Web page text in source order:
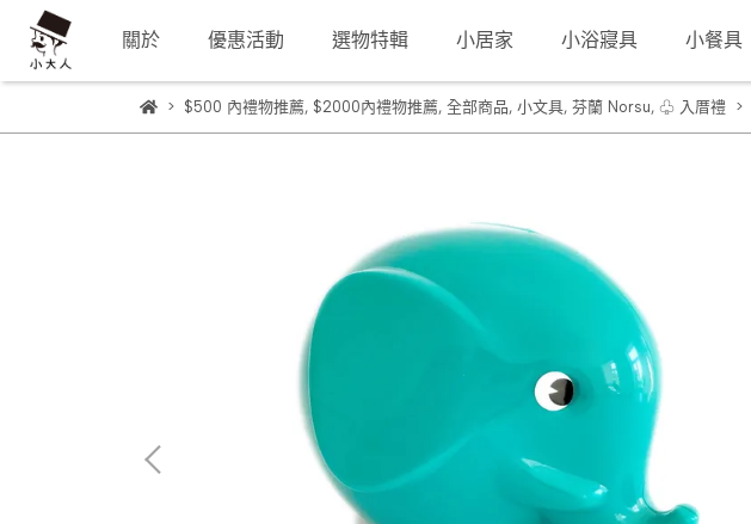
關於 優惠活動 選物特輯 小居家 小浴寢具 小餐具
$500 內禮物推薦, $2000內禮物推薦, 全部商品, 小文具, 芬蘭 Norsu, ♧ 入厝禮